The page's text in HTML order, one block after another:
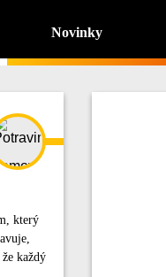
Novinky
který
každý